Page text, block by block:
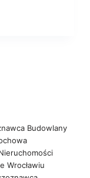
Budowlany
Wrocławiu